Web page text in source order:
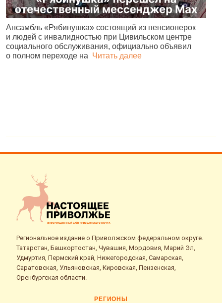
Ансамбль «Рябинушка» состоящий из пенсионерок
и людей с инвалидностью при Цивильском центре
социального обслуживания, официально объявил
о полном переходе на Читать далее
Региональное издание о Приволжском федеральном округе.
Татарстан, Башкортостан, Чувашия, Мордовия, Марий Эл,
Удмуртия, Пермский край, Нижегородская, Самарская,
Саратовская, Ульяновская, Кировская, Пензенская,
Оренбургская области.
РЕГИОНЫ